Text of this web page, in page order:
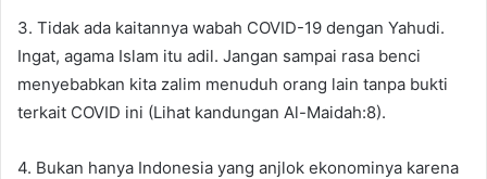
3. Tidak ada kaitannya wabah COVID-19 dengan Yahudi.
Ingat, agama Islam itu adil. Jangan sampai rasa benci
menyebabkan kita zalim menuduh orang lain tanpa bukti
terkait COVID ini (Lihat kandungan Al-Maidah:8).
4. Bukan hanya Indonesia yang anjlok ekonominya karena